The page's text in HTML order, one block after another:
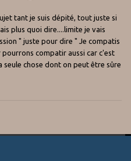
tant je suis dépité, tout juste si
plus quoi dire....limite je vais
" juste pour dire " Je compatis
compatir aussi car c'est
seule chose dont on peut être sûre